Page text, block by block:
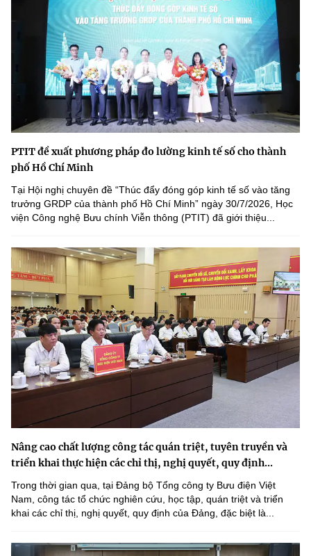
PTIT đề xuất phương pháp đo lường kinh tế số cho thành
phố Hồ Chí Minh
Tại Hội nghị chuyên đề “Thúc đẩy đóng góp kinh tế số vào tăng
trưởng GRDP của thành phố Hồ Chí Minh” ngày 30/7/2026, Học
viện Công nghệ Bưu chính Viễn thông (PTIT) đã giới thiệu...
Nâng cao chất lượng công tác quán triệt, tuyên truyền và
triển khai thực hiện các chỉ thị, nghị quyết, quy định...
Trong thời gian qua, tại Đảng bộ Tổng công ty Bưu điện Việt
Nam, công tác tổ chức nghiên cứu, học tập, quán triệt và triển
khai các chỉ thị, nghị quyết, quy định của Đảng, đặc biệt là...